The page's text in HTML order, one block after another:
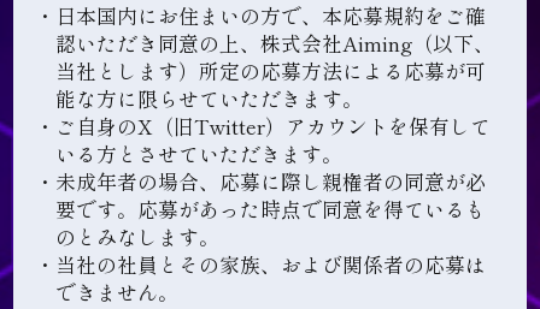
・日本国内にお住まいの方で、本応募規約をご確
認いただき同意の上、株式会社Aiming（以下、
当社とします）所定の応募方法による応募が可
能な方に限らせていただきます。
・ご自身のX（旧Twitter）アカウントを保有して
いる方とさせていただきます。
・未成年者の場合、応募に際し親権者の同意が必
要です。応募があった時点で同意を得ているも
のとみなします。
・当社の社員とその家族、および関係者の応募は
できません。